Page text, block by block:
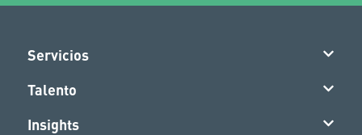
Servicios
Talento
Insights